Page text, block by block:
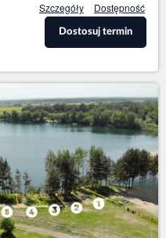
Szczegóły Dostępność
Dostosuj termin